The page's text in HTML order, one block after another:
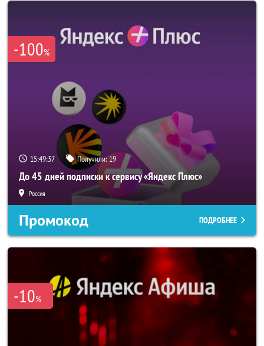
-100%
15:49:37 Получили:19
До 45 дней подписки к сервису «Яндекс Плюс»
Россия
Промокод ПОДРОБНЕЕ
-10%